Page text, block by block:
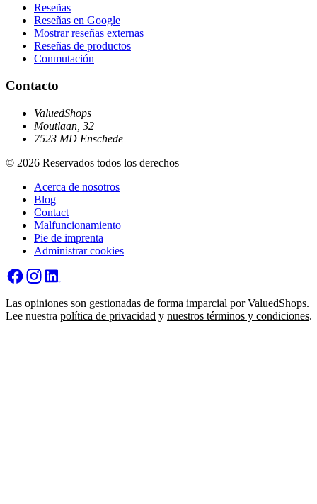
Reseñas
Reseñas en Google
Mostrar reseñas externas
Reseñas de productos
Conmutación
Contacto
ValuedShops
Moutlaan, 32
7523 MD Enschede
© 2026 Reservados todos los derechos
Acerca de nosotros
Blog
Contact
Malfuncionamiento
Pie de imprenta
Administrar cookies
Las opiniones son gestionadas de forma imparcial por ValuedShops.
Lee nuestra política de privacidad y nuestros términos y condiciones.